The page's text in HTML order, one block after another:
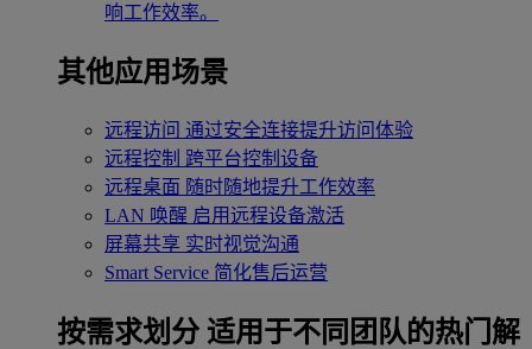
响工作效率。
其他应用场景
远程访问 通过安全连接提升访问体验
远程控制 跨平台控制设备
远程桌面 随时随地提升工作效率
LAN 唤醒 启用远程设备激活
屏幕共享 实时视觉沟通
Smart Service 简化售后运营
按需求划分 适用于不同团队的热门解